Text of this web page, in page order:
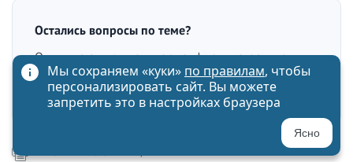
Остались вопросы по теме?
Опишите ситуацию — юрист фирмы ответит в
течение 24 часов. Первичная оценка — бесплатно.
Мы сохраняем «куки» по правилам, чтобы
персонализировать сайт. Вы можете
запретить это в настройках браузера
Ясно